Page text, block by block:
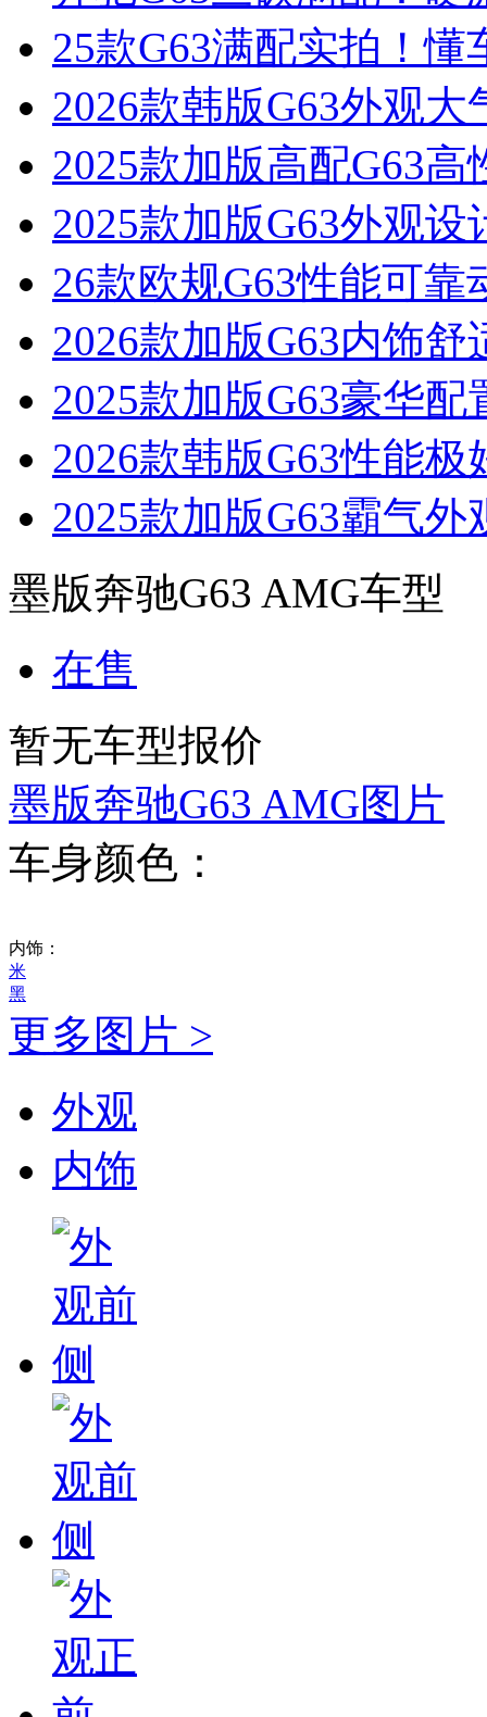
25款G63满配实拍！懂
2026款韩版G63外观
2025款加版高配G63
2025款加版G63外观
26款欧规G63性能可靠
2026款加版G63内饰
2025款加版G63豪华配
2026款韩版G63性能
2025款加版G63霸气
墨版奔驰G63 AMG车型
在售
暂无车型报价
墨版奔驰G63 AMG图片
车身颜色：
内饰：
米
黑
更多图片 >
外观
内饰